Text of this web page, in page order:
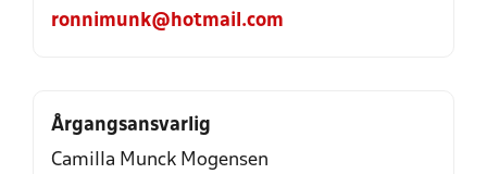
ronnimunk@hotmail.com
Årgangsansvarlig
Camilla Munck Mogensen